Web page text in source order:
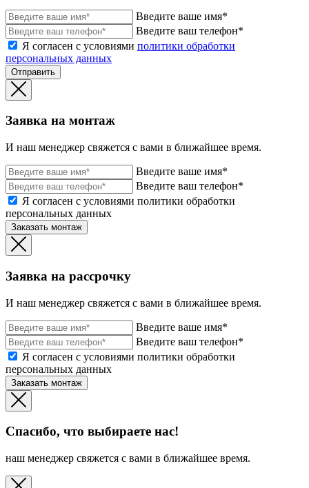
Введите ваше имя*
Введите ваш телефон*
Я согласен с условиями политики обработки
персональных данных
Отправить
Заявка на монтаж
И наш менеджер свяжется с вами в ближайшее время.
Введите ваше имя*
Введите ваш телефон*
Я согласен с условиями политики обработки
персональных данных
Заказать монтаж
Заявка на рассрочку
И наш менеджер свяжется с вами в ближайшее время.
Введите ваше имя*
Введите ваш телефон*
Я согласен с условиями политики обработки
персональных данных
Заказать монтаж
Спасибо, что выбираете нас!
наш менеджер свяжется с вами в ближайшее время.